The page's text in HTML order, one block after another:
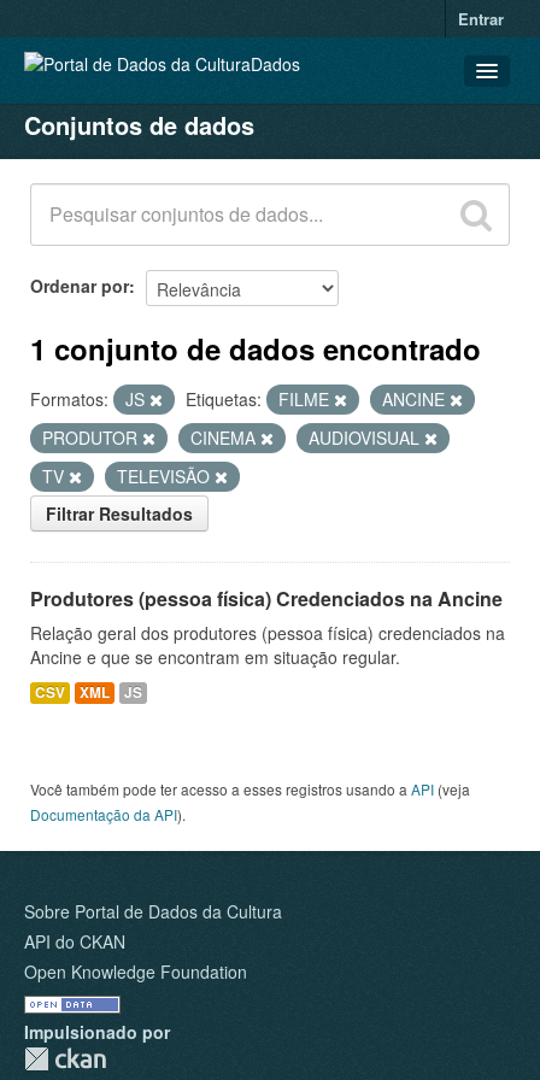
Entrar
CONJUNTOS DE DADOS
ORGANIZAÇÕES
GRUPOS
SOBRE
Conjuntos de dados
Ordenar por
1 conjunto de dados encontrado
Formatos: JS Etiquetas: FILME
ANCINE
PRODUTOR
CINEMA
AUDIOVISUAL
TV
TELEVISÃO
Filtrar Resultados
Produtores (pessoa física) Credenciados na Ancine
Relação geral dos produtores (pessoa física) credenciados na
Ancine e que se encontram em situação regular.
CSV XML JS
Você também pode ter acesso a esses registros usando a API (veja
Documentação da API).
Sobre Portal de Dados da Cultura
API do CKAN
Open Knowledge Foundation
Impulsionado por